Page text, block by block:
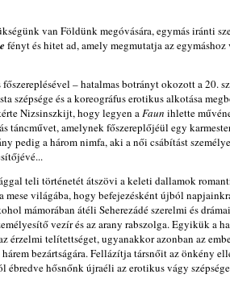
van Földünk megóvására, egymás iránti
fényt és hitet ad, amely megmutatja az egymáshoz
– hatalmas botrányt okozott a 20.
szépsége és a koreográfus erotikus alkotása
Nizsinszkijt, hogy legyen aFaun ihlette
táncművet, amelynek főszereplőjéül egy
pedig a három nimfa, aki a női csábítást
teli történetét átszövi a keleti dallamok
világába, hogy befejezésként újból
mámorában átéli Seherezádé szerelmi és
vezír és az arany rabszolga. Egyikük a
érzelmi telítettséget, ugyanakkor azonban az
hárem bezártságára. Fellázítja társnőit az önkény
ébredve hősnőnk újraéli az erotikus vágy